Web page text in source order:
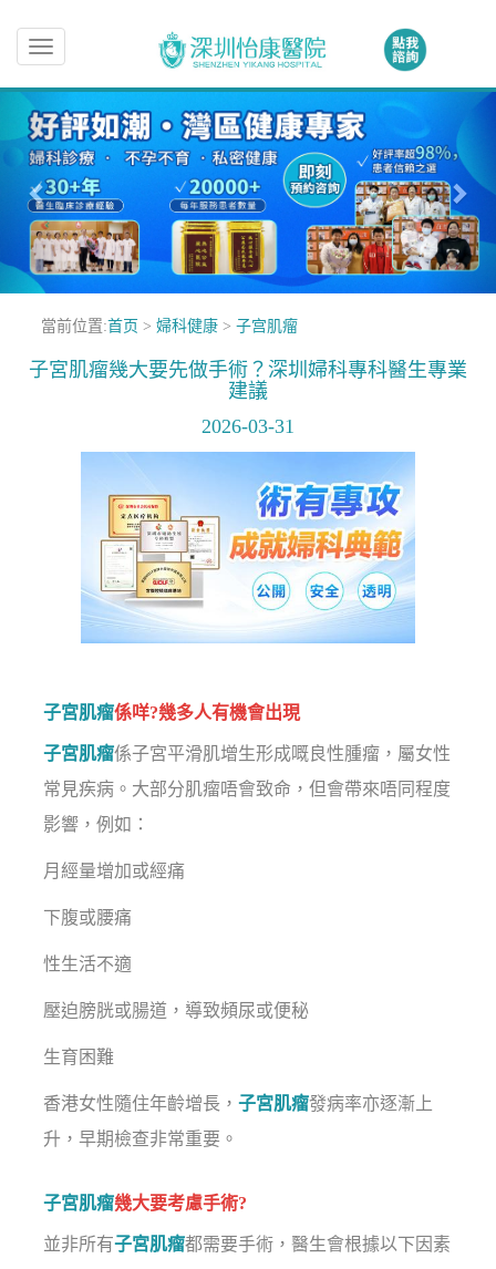
Toggle
navigation
當前位置:首页 > 婦科健康> 子宫肌瘤
子宮肌瘤幾大要先做手術？深圳婦科專科醫生專業
建議
2026-03-31
子宮肌瘤係咩?幾多人有機會出現
子宮肌瘤係子宮平滑肌增生形成嘅良性腫瘤，屬女性
常見疾病。大部分肌瘤唔會致命，但會帶來唔同程度
影響，例如：
月經量增加或經痛
下腹或腰痛
性生活不適
壓迫膀胱或腸道，導致頻尿或便秘
生育困難
香港女性隨住年齡增長，子宮肌瘤發病率亦逐漸上
升，早期檢查非常重要。
子宮肌瘤幾大要考慮手術?
並非所有子宮肌瘤都需要手術，醫生會根據以下因素